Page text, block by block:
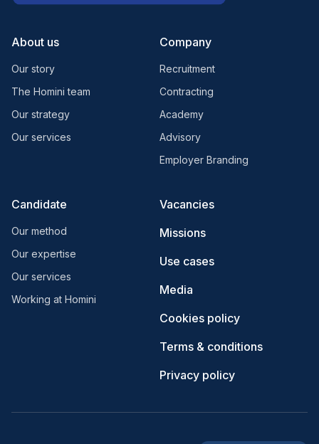
About us
Our story
The Homini team
Our strategy
Our services
Company
Recruitment
Contracting
Academy
Advisory
Employer Branding
Candidate
Our method
Our expertise
Our services
Working at Homini
Vacancies
Missions
Use cases
Media
Cookies policy
Terms & conditions
Privacy policy